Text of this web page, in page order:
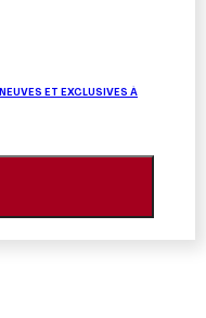
ET EXCLUSIVES À